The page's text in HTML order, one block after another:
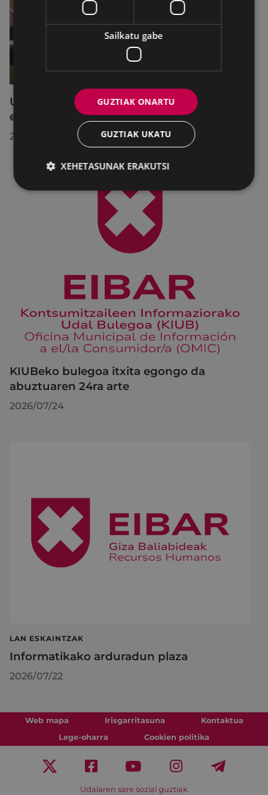
Udalbatzak 2026ko uztailaren 27an
egindako bilkuran hartutako erabakiak
2026/07/28
KIUBeko bulegoa itxita egongo da
abuztuaren 24ra arte
2026/07/24
LAN ESKAINTZAK
Informatikako arduradun plaza
2026/07/22
Web mapa Irisgarritasuna
Kontaktua
Lege-oharra
Cookien politika
Udalaren sare sozial guztiak
Sailkatu gabe
GUZTIAK ONARTU
GUZTIAK UKATU
XEHETASUNAK ERAKUTSI